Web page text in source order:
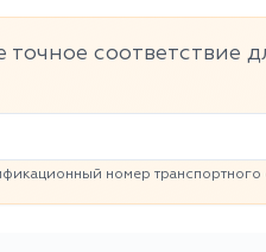
точное соответствие
номер транспортного